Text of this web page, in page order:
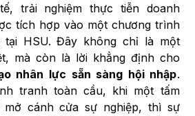
trải nghiệm thực tiễn doanh
tích hợp vào một chương trình
tại HSU. Đây không chỉ là một
mà còn là lời khẳng định cho
nhân lực sẵn sàng hội nhập.
tranh toàn cầu, khi một tấm
cánh cửa sự nghiệp, thì sự